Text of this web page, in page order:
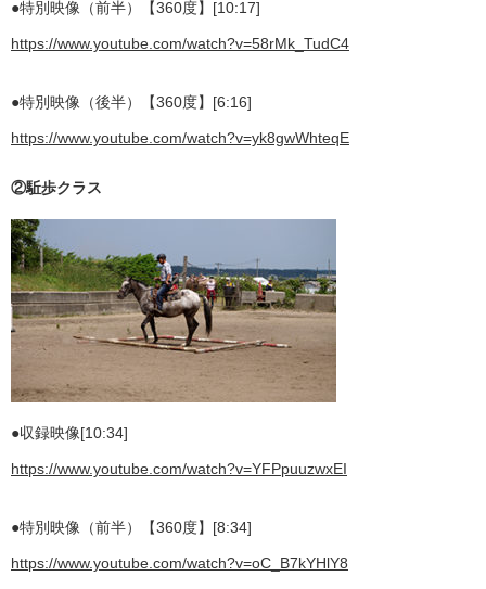
●特別映像（前半）【360度】[10:17]
https://www.youtube.com/watch?v=58rMk_TudC4
●特別映像（後半）【360度】[6:16]
https://www.youtube.com/watch?v=yk8gwWhteqE
②駈歩クラス
●収録映像[10:34]
https://www.youtube.com/watch?v=YFPpuuzwxEI
●特別映像（前半）【360度】[8:34]
https://www.youtube.com/watch?v=oC_B7kYHlY8